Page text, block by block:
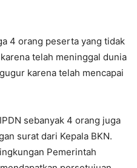
4 orang peserta yang tidak
telah meninggal dunia
karena telah mencapai
sebanyak 4 orang juga
surat dari Kepala BKN.
Pemerintah